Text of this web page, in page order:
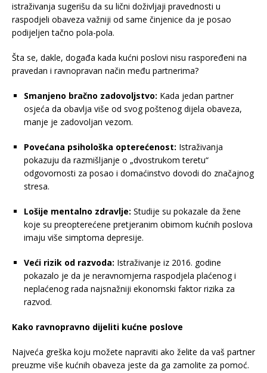
istraživanja sugerišu da su lični doživljaji pravednosti u
raspodjeli obaveza važniji od same činjenice da je posao
podijeljen tačno pola-pola.
Šta se, dakle, događa kada kućni poslovi nisu raspoređeni na
pravedan i ravnopravan način među partnerima?
Smanjeno bračno zadovoljstvo: Kada jedan partner
osjeća da obavlja više od svog poštenog dijela obaveza,
manje je zadovoljan vezom.
Povećana psihološka opterećenost: Istraživanja
pokazuju da razmišljanje o „dvostrukom teretu“
odgovornosti za posao i domaćinstvo dovodi do značajnog
stresa.
Lošije mentalno zdravlje: Studije su pokazale da žene
koje su preopterećene pretjeranim obimom kućnih poslova
imaju više simptoma depresije.
Veći rizik od razvoda: Istraživanje iz 2016. godine
pokazalo je da je neravnomjerna raspodjela plaćenog i
neplaćenog rada najsnažniji ekonomski faktor rizika za
razvod.
Kako ravnopravno dijeliti kućne poslove
Najveća greška koju možete napraviti ako želite da vaš partner
preuzme više kućnih obaveza jeste da ga zamolite za pomoć.